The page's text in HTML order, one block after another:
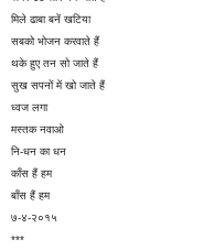
मिले ढाबा बनें खटिया
सबको भोजन करवाते हैं
थके हुए तन सो जाते हैं
सुख सपनों में खो जाते हैं
ध्वज लगा
मस्तक नवाओ
नि-धन का धन
काँस हैं हम
बाँस हैं हम
७-४-२०१५
***